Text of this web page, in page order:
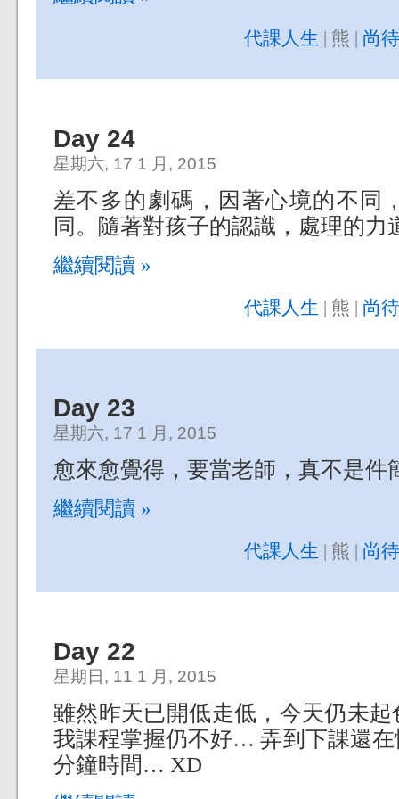
代課人生 | 熊 | 尚
Day 24
星期六, 17 1 月, 2015
差不多的劇碼，因著心境的不同
同。隨著對孩子的認識，處理的力
繼續閱讀 »
代課人生 | 熊 | 尚
Day 23
星期六, 17 1 月, 2015
愈來愈覺得，要當老師，真不是件
繼續閱讀 »
代課人生 | 熊 | 尚
Day 22
星期日, 11 1 月, 2015
雖然昨天已開低走低，今天仍未
我課程掌握仍不好… 弄到下課還
分鐘時間… XD